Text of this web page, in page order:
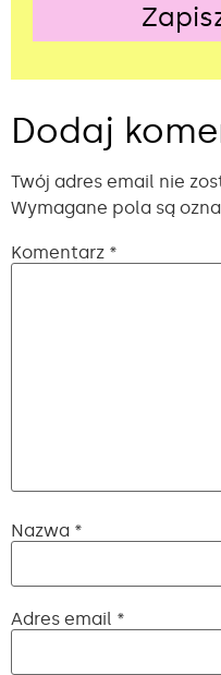
Dodaj
Twój adres email nie
Wymagane pola są
Komentarz *
Nazwa *
Adres email *